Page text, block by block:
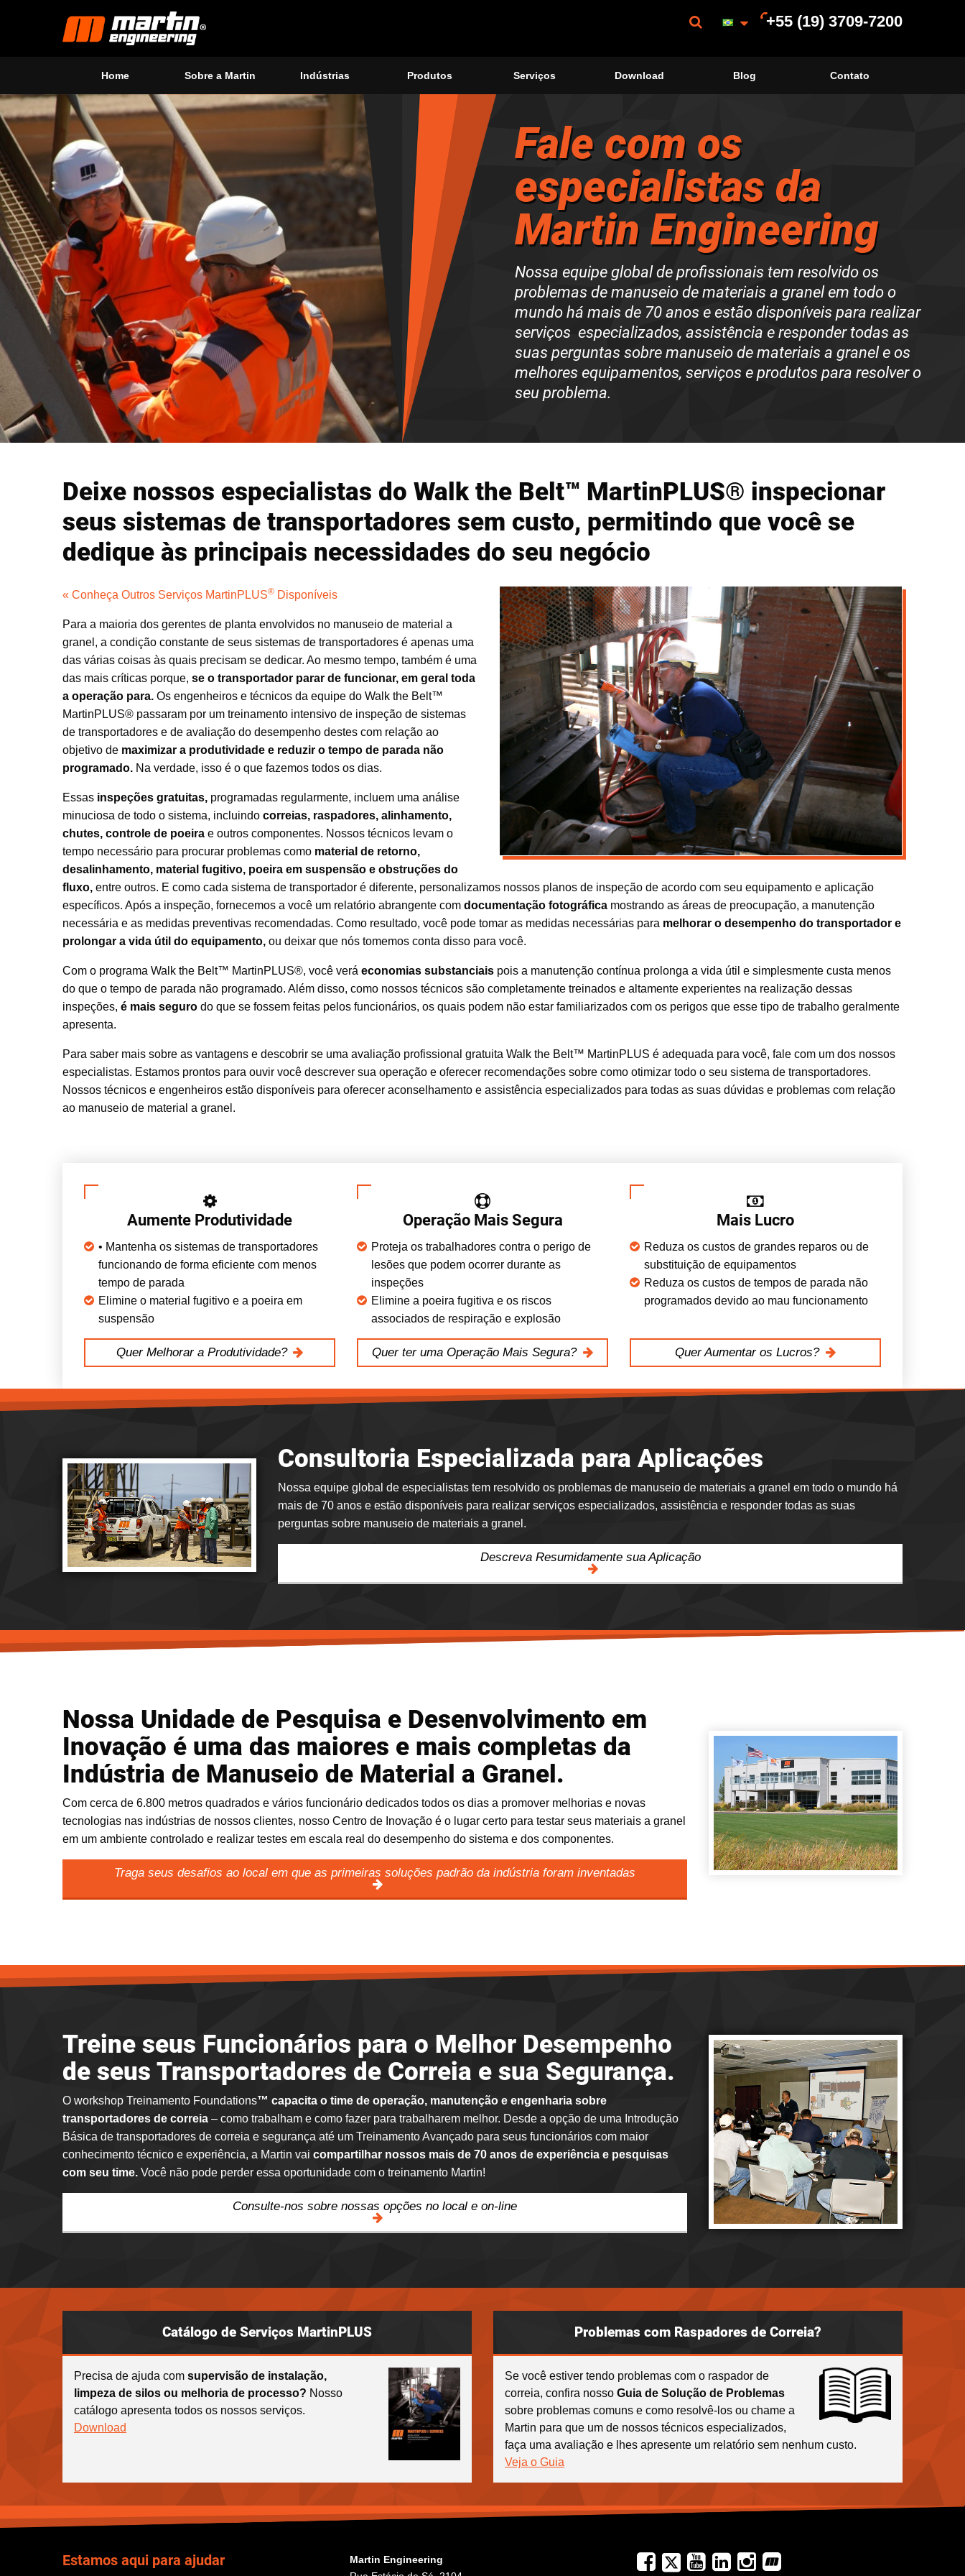
+55 (19) 3709-7200
Home Sobre a Martin Indústrias Produtos Serviços Download Blog Contato
Fale com os
especialistas da
Martin Engineering
Nossa equipe global de profissionais tem resolvido os
problemas de manuseio de materiais a granel em todo o
mundo há mais de 70 anos e estão disponíveis para realizar
serviços especializados, assistência e responder todas as
suas perguntas sobre manuseio de materiais a granel e os
melhores equipamentos, serviços e produtos para resolver o
seu problema.
Deixe nossos especialistas do Walk the Belt™ MartinPLUS® inspecionar
seus sistemas de transportadores sem custo, permitindo que você se
dedique às principais necessidades do seu negócio
« Conheça Outros Serviços MartinPLUS® Disponíveis
Para a maioria dos gerentes de planta envolvidos no manuseio de material a
granel, a condição constante de seus sistemas de transportadores é apenas uma
das várias coisas às quais precisam se dedicar. Ao mesmo tempo, também é uma
das mais críticas porque, se o transportador parar de funcionar, em geral toda
a operação para. Os engenheiros e técnicos da equipe do Walk the Belt™
MartinPLUS® passaram por um treinamento intensivo de inspeção de sistemas
de transportadores e de avaliação do desempenho destes com relação ao
objetivo de maximizar a produtividade e reduzir o tempo de parada não
programado. Na verdade, isso é o que fazemos todos os dias.
Essas inspeções gratuitas, programadas regularmente, incluem uma análise
minuciosa de todo o sistema, incluindo correias, raspadores, alinhamento,
chutes, controle de poeira e outros componentes. Nossos técnicos levam o
tempo necessário para procurar problemas como material de retorno,
desalinhamento, material fugitivo, poeira em suspensão e obstruções do
fluxo, entre outros. E como cada sistema de transportador é diferente, personalizamos nossos planos de inspeção de acordo com seu equipamento e aplicação
específicos. Após a inspeção, fornecemos a você um relatório abrangente com documentação fotográfica mostrando as áreas de preocupação, a manutenção
necessária e as medidas preventivas recomendadas. Como resultado, você pode tomar as medidas necessárias para melhorar o desempenho do transportador e
prolongar a vida útil do equipamento, ou deixar que nós tomemos conta disso para você.
Com o programa Walk the Belt™ MartinPLUS®, você verá economias substanciais pois a manutenção contínua prolonga a vida útil e simplesmente custa menos
do que o tempo de parada não programado. Além disso, como nossos técnicos são completamente treinados e altamente experientes na realização dessas
inspeções, é mais seguro do que se fossem feitas pelos funcionários, os quais podem não estar familiarizados com os perigos que esse tipo de trabalho geralmente
apresenta.
Para saber mais sobre as vantagens e descobrir se uma avaliação profissional gratuita Walk the Belt™ MartinPLUS é adequada para você, fale com um dos nossos
especialistas. Estamos prontos para ouvir você descrever sua operação e oferecer recomendações sobre como otimizar todo o seu sistema de transportadores.
Nossos técnicos e engenheiros estão disponíveis para oferecer aconselhamento e assistência especializados para todas as suas dúvidas e problemas com relação
ao manuseio de material a granel.
Aumente Produtividade
• Mantenha os sistemas de transportadores
funcionando de forma eficiente com menos
tempo de parada
Elimine o material fugitivo e a poeira em
suspensão
Quer Melhorar a Produtividade?
Operação Mais Segura
Proteja os trabalhadores contra o perigo de
lesões que podem ocorrer durante as
inspeções
Elimine a poeira fugitiva e os riscos
associados de respiração e explosão
Quer ter uma Operação Mais Segura?
Mais Lucro
Reduza os custos de grandes reparos ou de
substituição de equipamentos
Reduza os custos de tempos de parada não
programados devido ao mau funcionamento
Quer Aumentar os Lucros?
Consultoria Especializada para Aplicações
Nossa equipe global de especialistas tem resolvido os problemas de manuseio de materiais a granel em todo o mundo há
mais de 70 anos e estão disponíveis para realizar serviços especializados, assistência e responder todas as suas
perguntas sobre manuseio de materiais a granel.
Descreva Resumidamente sua Aplicação
Nossa Unidade de Pesquisa e Desenvolvimento em
Inovação é uma das maiores e mais completas da
Indústria de Manuseio de Material a Granel.
Com cerca de 6.800 metros quadrados e vários funcionário dedicados todos os dias a promover melhorias e novas
tecnologias nas indústrias de nossos clientes, nosso Centro de Inovação é o lugar certo para testar seus materiais a granel
em um ambiente controlado e realizar testes em escala real do desempenho do sistema e dos componentes.
Traga seus desafios ao local em que as primeiras soluções padrão da indústria foram inventadas
Treine seus Funcionários para o Melhor Desempenho
de seus Transportadores de Correia e sua Segurança.
O workshop Treinamento Foundations™ capacita o time de operação, manutenção e engenharia sobre
transportadores de correia – como trabalham e como fazer para trabalharem melhor. Desde a opção de uma Introdução
Básica de transportadores de correia e segurança até um Treinamento Avançado para seus funcionários com maior
conhecimento técnico e experiência, a Martin vai compartilhar nossos mais de 70 anos de experiência e pesquisas
com seu time. Você não pode perder essa oportunidade com o treinamento Martin!
Consulte-nos sobre nossas opções no local e on-line
Catálogo de Serviços MartinPLUS
Precisa de ajuda com supervisão de instalação,
limpeza de silos ou melhoria de processo? Nosso
catálogo apresenta todos os nossos serviços.
Download
Problemas com Raspadores de Correia?
Se você estiver tendo problemas com o raspador de
correia, confira nosso Guia de Solução de Problemas
sobre problemas comuns e como resolvê-los ou chame a
Martin para que um de nossos técnicos especializados,
faça uma avaliação e lhes apresente um relatório sem nenhum custo.
Veja o Guia
Estamos aqui para ajudar
Martin Engineering